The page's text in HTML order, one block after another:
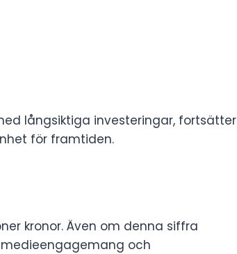
långsiktiga investeringar, fortsätter
för framtiden.
kronor. Även om denna siffra
medieengagemang och